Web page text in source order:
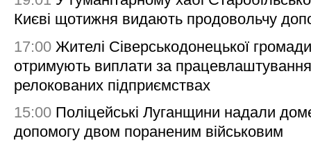
Києві щотижня видають продовольчу
17:00 Жителі Сіверськодонецької
отримують виплати за
релокованих підприємствах
15:00 Поліцейські Луганщини надали
допомогу двом пораненим військовим